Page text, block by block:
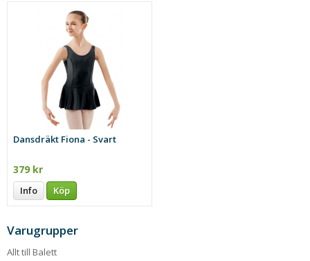
Dansdräkt Fiona - Svart
379 kr
Info Köp
Varugrupper
Allt till Balett